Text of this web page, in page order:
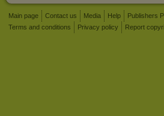
Main page Contact us Media Help
Publishers
Terms and conditions
Privacy policy Report